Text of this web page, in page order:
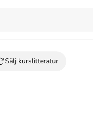
Sälj kurslitteratur